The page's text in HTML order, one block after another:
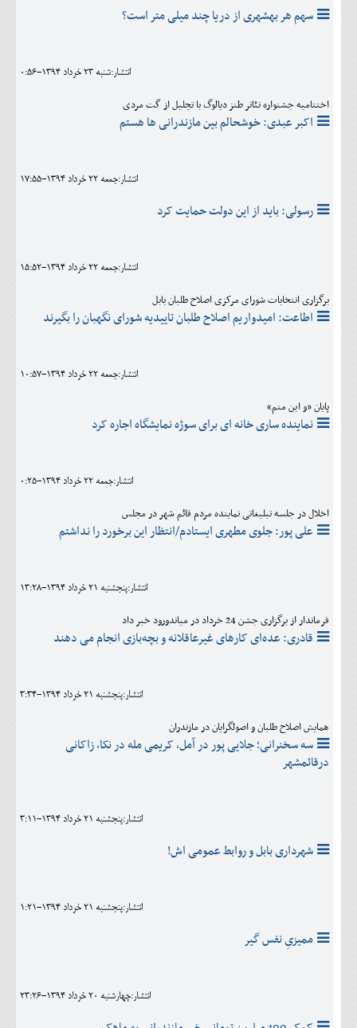
سهم هر بهشهری از دریا چند میلی متر است؟
انتشار:شنبه 23 خرداد 1394-0:56
اختتامیه جشنواره تئاتر طنز دیالوگ با تجلیل از گت مردی
اکبر عبدی: خوشحالم بین مازندرانی ها هستم
انتشار:جمعه 22 خرداد 1394-17:55
رسولی: باید از این دولت حمایت کرد
انتشار:جمعه 22 خرداد 1394-15:52
برگزاری انتخابات شورای مرکزی اصلاح طلبان بابل
اطاعت: امیدواریم اصلاح طلبان تاییدیه شورای نگهبان را بگیرند
انتشار:جمعه 22 خرداد 1394-10:57
پایان «و این منم»
نماینده ساری خانه ای برای سوژه نمایشگاه اجاره کرد
انتشار:جمعه 22 خرداد 1394-0:25
اخلال در جلسه تبلیغاتی نماینده مردم قائم شهر در مجلس
علی پور: جلوی مطهری ایستادم/انتظار این برخورد را نداشتم
انتشار:پنجشنبه 21 خرداد 1394-13:28
فرماندار از برگزاری جشن 24 خرداد در میاندورود خبر داد
قادری: عده‌ای کارهای غیرعاقلانه و بچه‌بازی انجام می دهند
انتشار:پنجشنبه 21 خرداد 1394-3:34
همایش اصلاح طلبان و اصولگرایان در مازندران
سه سخنرانی؛ جلایی پور در آمل، کریمی مله در نکا، زاکانی
درقائمشهر
انتشار:پنجشنبه 21 خرداد 1394-3:11
شهرداری بابل و روابط عمومی اش!
انتشار:پنجشنبه 21 خرداد 1394-1:21
ممیزیِ نفس گیر
انتشار:چهارشنبه 20 خرداد 1394-23:26